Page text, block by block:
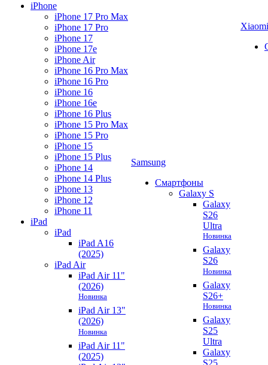
iPhone
iPhone 17 Pro Max
iPhone 17 Pro
iPhone 17
iPhone 17e
iPhone Air
iPhone 16 Pro Max
iPhone 16 Pro
iPhone 16
iPhone 16e
iPhone 16 Plus
iPhone 15 Pro Max
iPhone 15 Pro
iPhone 15
iPhone 15 Plus
iPhone 14
iPhone 14 Plus
iPhone 13
iPhone 12
iPhone 11
iPad
iPad
iPad A16
(2025)
iPad Air
iPad Air 11"
(2026)
Новинка
iPad Air 13"
(2026)
Новинка
iPad Air 11"
(2025)
Samsung
Смартфоны
Galaxy S
Galaxy
S26
Ultra
Новинка
Galaxy
S26
Новинка
Galaxy
S26+
Новинка
Galaxy
S25
Ultra
Galaxy
S25
Xiaomi